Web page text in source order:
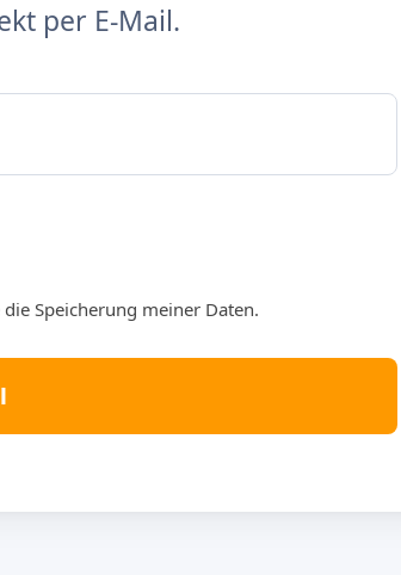
per E-Mail.
Speicherung meiner Daten.